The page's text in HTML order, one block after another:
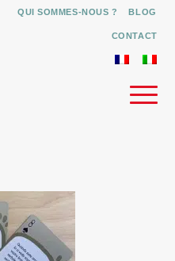
QUI SOMMES-NOUS ? BLOG
CONTACT